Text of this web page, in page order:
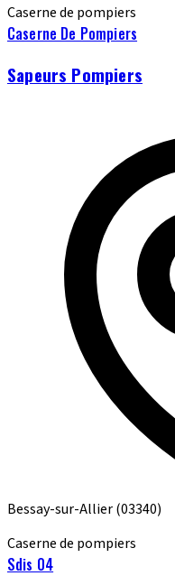
Caserne de pompiers
Caserne De Pompiers
Sapeurs Pompiers
Bessay-sur-Allier(03340)
Caserne de pompiers
Sdis 04